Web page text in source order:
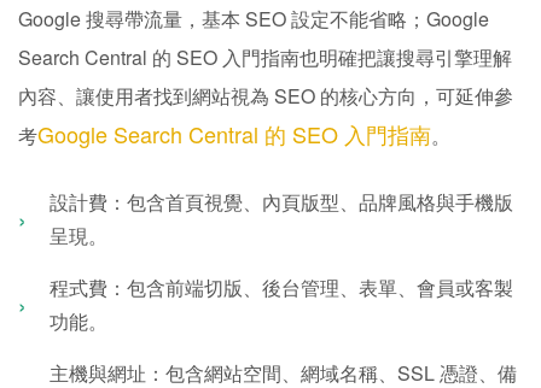
Google 搜尋帶流量，基本 SEO 設定不能省略；Google
Search Central 的 SEO 入門指南也明確把讓搜尋引擎理解
內容、讓使用者找到網站視為 SEO 的核心方向，可延伸參
考Google Search Central 的 SEO 入門指南。
設計費：包含首頁視覺、內頁版型、品牌風格與手機版
呈現。
程式費：包含前端切版、後台管理、表單、會員或客製
功能。
主機與網址：包含網站空間、網域名稱、SSL 憑證、備